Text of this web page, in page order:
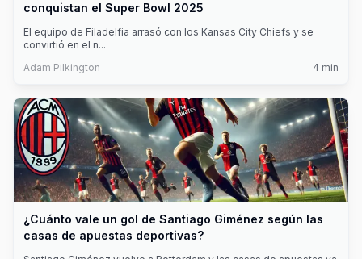
conquistan el Super Bowl 2025
El equipo de Filadelfia arrasó con los Kansas City Chiefs y se
convirtió en el n...
Adam Pilkington
4 min
¿Cuánto vale un gol de Santiago Giménez según las
casas de apuestas deportivas?